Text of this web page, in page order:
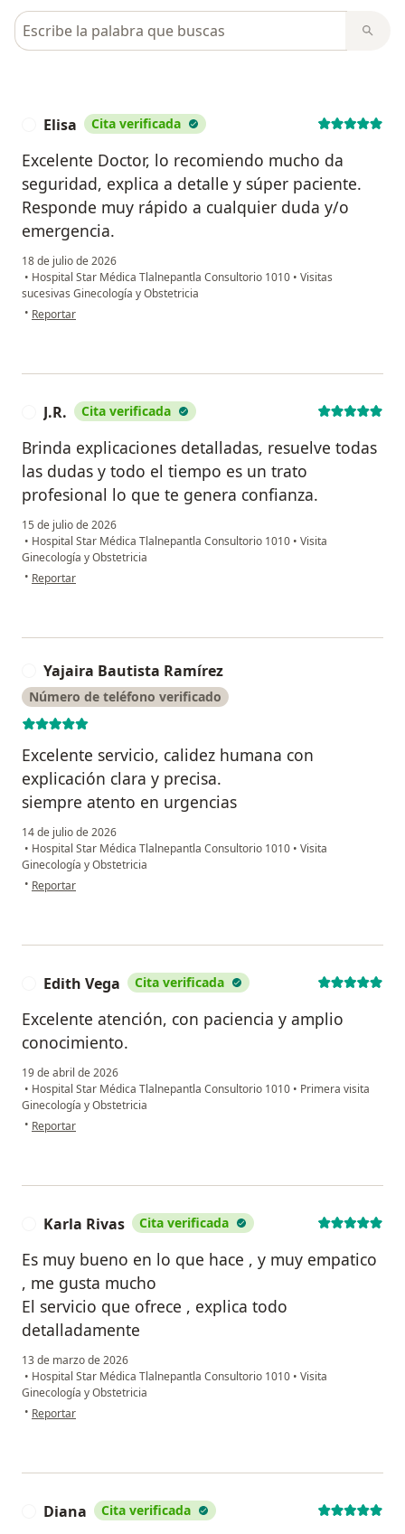
Busca en opiniones
Elisa Cita verificada
Excelente Doctor, lo recomiendo mucho da
seguridad, explica a detalle y súper paciente.
Responde muy rápido a cualquier duda y/o
emergencia.
18 de julio de 2026
• Hospital Star Médica Tlalnepantla Consultorio 1010 • Visitas
sucesivas Ginecología y Obstetricia
• en opinión del usuario Elisa
Reportar
J.R. Cita verificada
Brinda explicaciones detalladas, resuelve todas
las dudas y todo el tiempo es un trato
profesional lo que te genera confianza.
15 de julio de 2026
• Hospital Star Médica Tlalnepantla Consultorio 1010 • Visita
Ginecología y Obstetricia
• en opinión del usuario J.R.
Reportar
Yajaira Bautista Ramírez
Número de teléfono verificado
Excelente servicio, calidez humana con
explicación clara y precisa.
siempre atento en urgencias
14 de julio de 2026
• Hospital Star Médica Tlalnepantla Consultorio 1010 • Visita
Ginecología y Obstetricia
• en opinión del usuario Yajaira Bautista Ramírez
Reportar
Edith Vega Cita verificada
Excelente atención, con paciencia y amplio
conocimiento.
19 de abril de 2026
• Hospital Star Médica Tlalnepantla Consultorio 1010 • Primera visita
Ginecología y Obstetricia
• en opinión del usuario Edith Vega
Reportar
Karla Rivas Cita verificada
Es muy bueno en lo que hace , y muy empatico
, me gusta mucho
El servicio que ofrece , explica todo
detalladamente
13 de marzo de 2026
• Hospital Star Médica Tlalnepantla Consultorio 1010 • Visita
Ginecología y Obstetricia
• en opinión del usuario Karla Rivas
Reportar
Diana Cita verificada